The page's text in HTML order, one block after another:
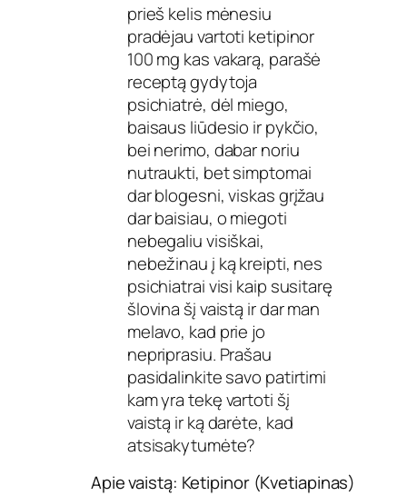
prieš kelis mėnesiu
pradėjau vartoti ketipinor
100 mg kas vakarą, parašė
receptą gydytoja
psichiatrė, dėl miego,
baisaus liūdesio ir pykčio,
bei nerimo, dabar noriu
nutraukti, bet simptomai
dar blogesni, viskas grįžau
dar baisiau, o miegoti
nebegaliu visiškai,
nebežinau į ką kreipti, nes
psichiatrai visi kaip susitarę
šlovina šį vaistą ir dar man
melavo, kad prie jo
nepriprasiu. Prašau
pasidalinkite savo patirtimi
kam yra tekę vartoti šį
vaistą ir ką darėte, kad
atsisakytumėte?
Apie vaistą: Ketipinor (Kvetiapinas)